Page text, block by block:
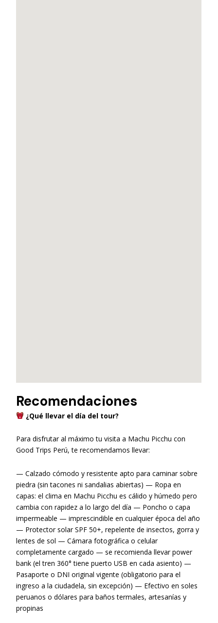
Recomendaciones
¿Qué llevar el día del tour?
Para disfrutar al máximo tu visita a Machu Picchu con
Good Trips Perú, te recomendamos llevar:
— Calzado cómodo y resistente apto para caminar sobre
piedra (sin tacones ni sandalias abiertas) — Ropa en
capas: el clima en Machu Picchu es cálido y húmedo pero
cambia con rapidez a lo largo del día — Poncho o capa
impermeable — imprescindible en cualquier época del año
— Protector solar SPF 50+, repelente de insectos, gorra y
lentes de sol — Cámara fotográfica o celular
completamente cargado — se recomienda llevar power
bank (el tren 360° tiene puerto USB en cada asiento) —
Pasaporte o DNI original vigente (obligatorio para el
ingreso a la ciudadela, sin excepción) — Efectivo en soles
peruanos o dólares para baños termales, artesanías y
propinas